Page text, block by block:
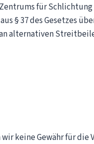
für Schlichtung
§ 37 des Gesetzes
alternativen
keine Gewähr für